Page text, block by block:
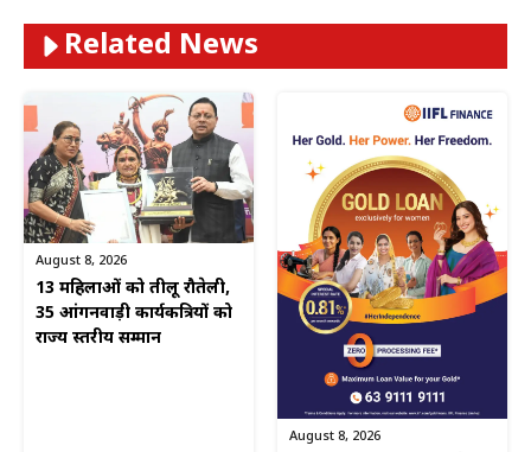
Related News
August 8, 2026
13 महिलाओं को तीलू रौतेली,
35 आंगनवाड़ी कार्यकत्रियों को
राज्य स्तरीय सम्मान
August 8, 2026